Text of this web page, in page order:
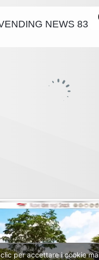
per accettare i cookie